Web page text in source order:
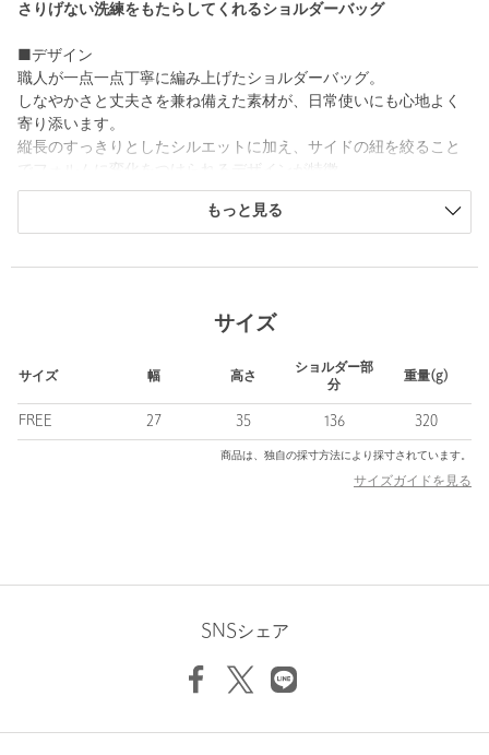
さりげない洗練をもたらしてくれるショルダーバッグ
■デザイン
職人が一点一点丁寧に編み上げたショルダーバッグ。
しなやかさと丈夫さを兼ね備えた素材が、日常使いにも心地よく
寄り添います。
縦長のすっきりとしたシルエットに加え、サイドの紐を絞ること
マグネット開閉で使い勝手も良く、実用性と美しさを兼ね備えて
＜MAISON N.H PARIS（メゾン エヌアッシュ パリ）＞
Maison N.H Paris＞は、パリに住む日本人ならではの感性で、旅
先のインスピレーションを反映したアイテムを展開。
ス”の雰囲気を醸し出すアイテムを提案しています。
【注意事項】
※商品に「取り扱い上の注意書き」、「洗濯表示」がございます
※商品画像は、光の当たり具合やパソコンなどの閲覧環境によ
品名/品番をお申し付けください。
もっと見る
サイズ
サイズ 幅 高さ
ショルダー部
分
重量(g)
FREE 27 35 136 320
商品は、独自の採寸方法により採寸されています。
サイズガイドを見る
SNSシェア